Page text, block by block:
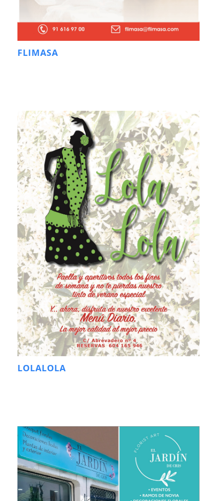
FLIMASA
LOLALOLA